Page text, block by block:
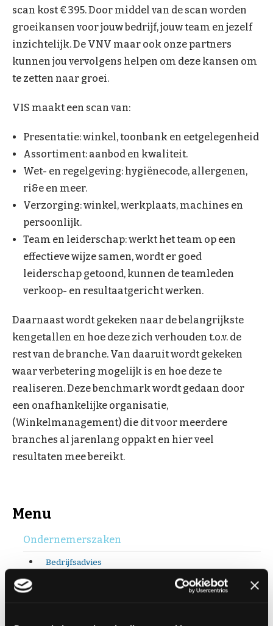
scan kost € 395. Door middel van de scan worden
groeikansen voor jouw bedrijf, jouw team en jezelf
inzichtelijk. De VNV maar ook onze partners
kunnen jou vervolgens helpen om deze kansen om
te zetten naar groei.
VIS maakt een scan van:
Presentatie: winkel, toonbank en eetgelegenheid
Assortiment: aanbod en kwaliteit.
Wet- en regelgeving: hygiënecode, allergenen,
ri&e en meer.
Verzorging: winkel, werkplaats, machines en
persoonlijk.
Team en leiderschap: werkt het team op een
effectieve wijze samen, wordt er goed
leiderschap getoond, kunnen de teamleden
verkoop- en resultaatgericht werken.
Daarnaast wordt gekeken naar de belangrijkste
kengetallen en hoe deze zich verhouden t.o.v. de
rest van de branche. Van daaruit wordt gekeken
waar verbetering mogelijk is en hoe deze te
realiseren. Deze benchmark wordt gedaan door
een onafhankelijke organisatie,
(Winkelmanagement) die dit voor meerdere
branches al jarenlang oppakt en hier veel
resultaten mee bereikt.
Menu
Ondernemerszaken
Bedrijfsadvies